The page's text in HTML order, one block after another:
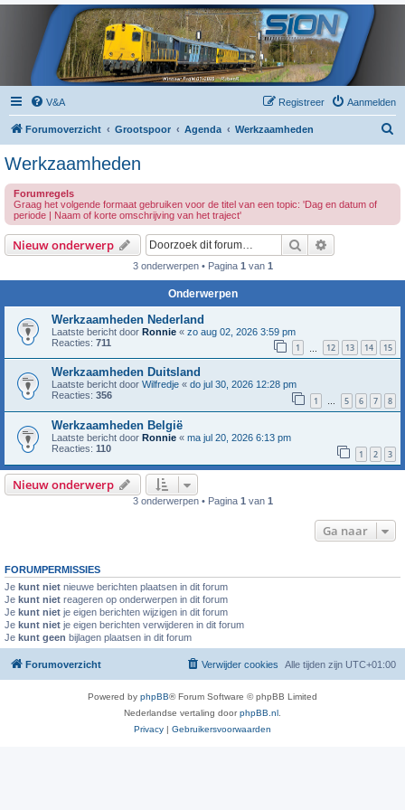
V&A Aanmelden
Registreer
Forumoverzicht Grootspoor Agenda Werkzaamheden
Werkzaamheden
Forumregels
Graag het volgende formaat gebruiken voor de titel van een topic: 'Dag en datum of
periode | Naam of korte omschrijving van het traject'
Nieuw onderwerp Zoek
3 onderwerpen • Pagina 1 van 1
Onderwerpen
Werkzaamheden Nederland
Laatste bericht door Ronnie « zo aug 02, 2026 3:59 pm
Reacties: 711 1 12 13 14 15
Werkzaamheden Duitsland
Laatste bericht door Wilfredje « do jul 30, 2026 12:28 pm
Reacties: 356 1 … 5 6 7 8
Werkzaamheden België
Laatste bericht door Ronnie « ma jul 20, 2026 6:13 pm
Reacties: 110 1 2 3
Nieuw onderwerp
3 onderwerpen • Pagina 1 van 1
Ga naar
FORUMPERMISSIES
Je kunt niet nieuwe berichten plaatsen in dit forum
Je kunt niet reageren op onderwerpen in dit forum
Je kunt niet je eigen berichten wijzigen in dit forum
Je kunt niet je eigen berichten verwijderen in dit forum
Je kunt geen bijlagen plaatsen in dit forum
Forumoverzicht Alle tijden zijn UTC+01:00
Verwijder cookies
Powered by phpBB® Forum Software © phpBB Limited
Nederlandse vertaling doorphpBB.nl
Privacy | Gebruikersvoorwaarden